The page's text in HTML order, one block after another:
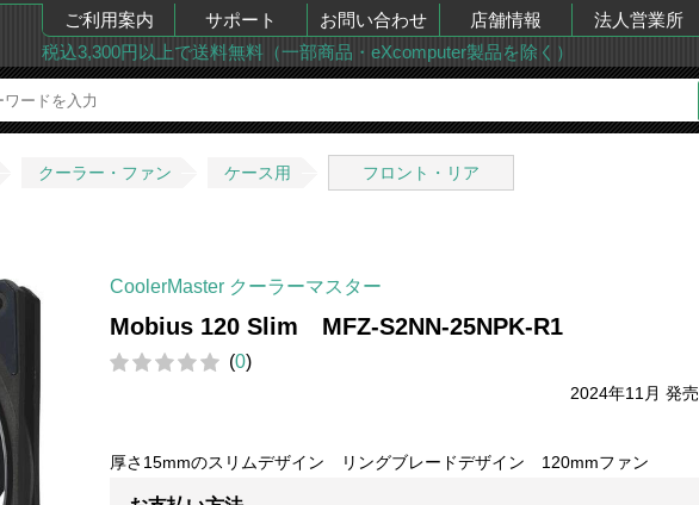
ご利用案内 サポート お問い合わせ 店舗情報 法人営業所
税込3,300円以上で送料無料（一部商品・eXcomputer製品を除く）
クーラー・ファン ケース用 フロント・リア
CoolerMaster クーラーマスター
Mobius 120 Slim MFZ-S2NN-25NPK-R1
(0)
2024年11月 発売
厚さ15mmのスリムデザイン リングブレードデザイン 120mmファン